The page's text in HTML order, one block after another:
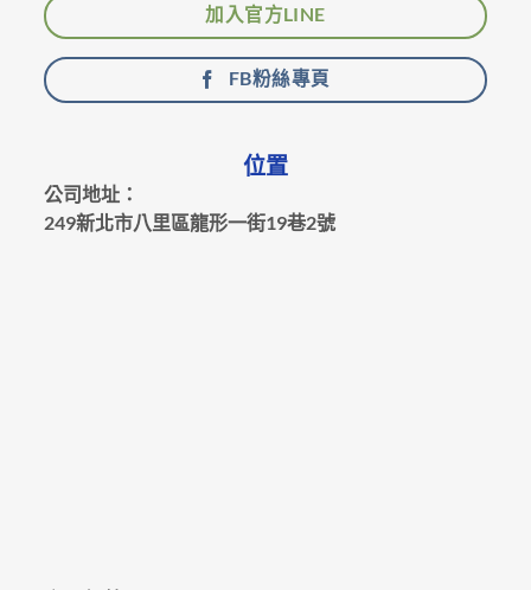
加入官方LINE
FB粉絲專頁
位置
公司地址：
249新北市八里區龍形一街19巷2號